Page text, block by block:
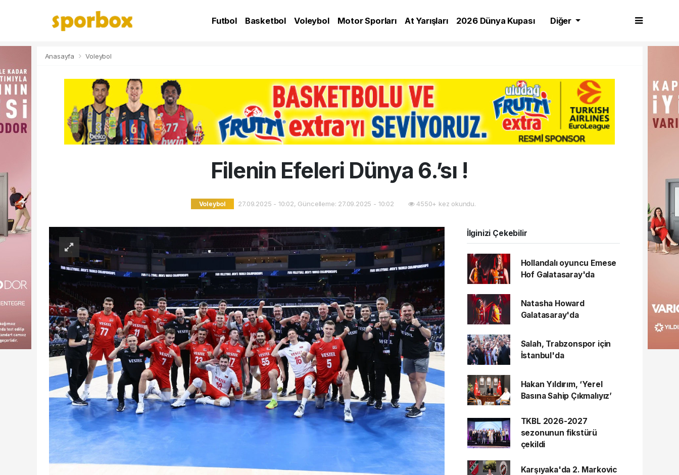
Futbol Basketbol Voleybol Motor Sporları At Yarışları
2026 Dünya Kupası
Diğer
Anasayfa Voleybol
Filenin Efeleri Dünya 6.’sı !
Voleybol 27.09.2025 - 10:02, Güncelleme: 27.09.2025 - 10:02 4550+ kez okundu.
İlginizi Çekebilir
Hollandalı oyuncu Emese
Hof Galatasaray'da
Natasha Howard
Galatasaray'da
Salah, Trabzonspor için
İstanbul'da
Hakan Yıldırım, ‘Yerel
Basına Sahip Çıkmalıyız’
TKBL 2026-2027
sezonunun fikstürü
çekildi
Karşıyaka'da 2. Markovic